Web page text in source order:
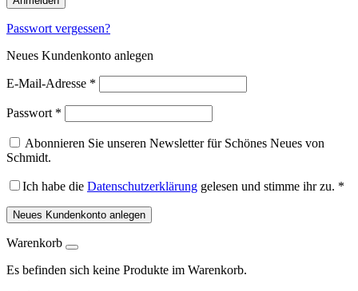
Passwort vergessen?
Neues Kundenkonto anlegen
E-Mail-Adresse *
Passwort *
Abonnieren Sie unseren Newsletter für Schönes Neues von
Schmidt.
Ich habe die Datenschutzerklärung gelesen und stimme ihr zu. *
Neues Kundenkonto anlegen
Warenkorb
Es befinden sich keine Produkte im Warenkorb.